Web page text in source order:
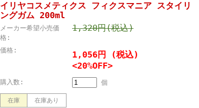
イリヤコスメティクス フィクスマニア スタイリ
ングガム 200ml
メーカー希望小売価
格:
1,320円(税込)
価格:
1,056円 (税込)
<20%OFF>
購入数: 個
在庫 在庫あり